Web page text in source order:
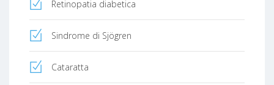
Retinopatia diabetica
Sindrome di Sjögren
Cataratta